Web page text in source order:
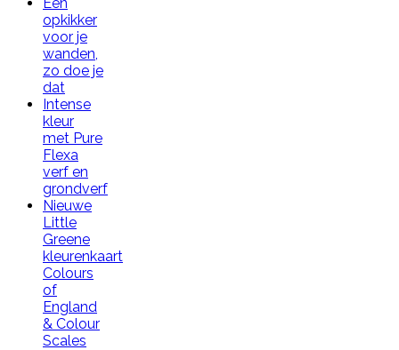
opkikker
voor je
wanden,
zo doe je
dat
Intense
kleur
met Pure
Flexa
verf en
grondverf
Nieuwe
Little
Greene
kleurenkaart
Colours
of
England
& Colour
Scales